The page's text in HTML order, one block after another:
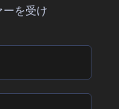
ーを受け